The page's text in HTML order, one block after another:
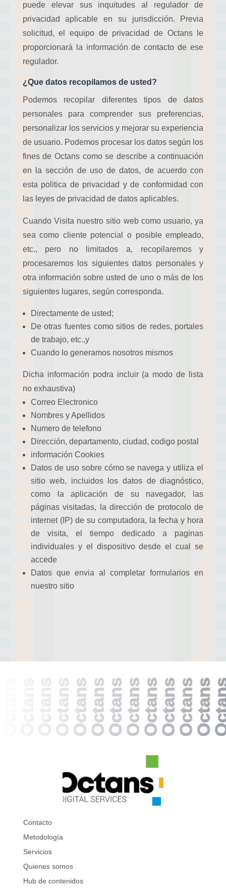
puede elevar sus inquitudes al regulador de
privacidad aplicable en su jurisdicción. Previa
solicitud, el equipo de privacidad de Octans le
proporcionará la información de contacto de ese
regulador.
¿Que datos recopilamos de usted?
Podemos recopilar diferentes tipos de datos
personales para comprender sus preferencias,
personalizar los servicios y mejorar su experiencia
de usuario. Podemos procesar los datos según los
fines de Octans como se describe a continuación
en la sección de uso de datos, de acuerdo con
esta politica de privacidad y de conformidad con
las leyes de privacidad de datos aplicables.
Cuando Visita nuestro sitio web como usuario, ya
sea como cliente potencial o posible empleado,
etc., pero no limitados a, recopilaremos y
procesaremos los siguientes datos personales y
otra información sobre usted de uno o más de los
siguientes lugares, según corresponda.
Directamente de usted;
De otras fuentes como sitios de redes, portales
de trabajo, etc.,y
Cuando lo generamos nosotros mismos
Dicha información podra incluir (a modo de lista
no exhaustiva)
Correo Electronico
Nombres y Apellidos
Numero de telefono
Dirección, departamento, ciudad, codigo postal
información Cookies
Datos de uso sobre cómo se navega y utiliza el
sitio web, incluidos los datos de diagnóstico,
como la aplicación de su navegador, las
páginas visitadas, la dirección de protocolo de
internet (IP) de su computadora, la fecha y hora
de visita, el tiempo dedicado a paginas
individuales y el dispositivo desde el cual se
accede
Datos que envia al completar formularios en
nuestro sitio
Contacto
Metodología
Servicios
Quienes somos
Hub de contenidos
OctansOctansOctansOctansOctansOctansOctansOctansOctans